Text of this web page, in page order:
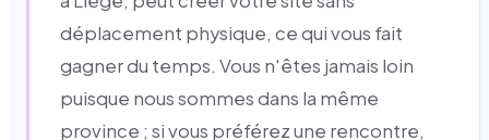
déplacement physique, ce qui vous fait
gagner du temps. Vous n'êtes jamais loin
puisque nous sommes dans la même
province ; si vous préférez une rencontre,